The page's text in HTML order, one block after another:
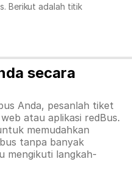
Berikut adalah titik
secara
Anda, pesanlah tiket
atau aplikasi redBus.
memudahkan
tanpa banyak
mengikuti langkah-